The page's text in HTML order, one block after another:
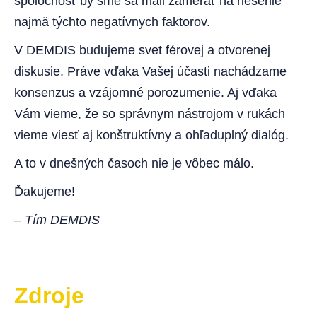
najmä týchto negatívnych faktorov.
V DEMDIS budujeme svet férovej a otvorenej
diskusie. Práve vďaka Vašej účasti nachádzame
konsenzus a vzájomné porozumenie. Aj vďaka
Vám vieme, že so správnym nástrojom v rukách
vieme viesť aj konštruktívny a ohľaduplný dialóg.
A to v dnešných časoch nie je vôbec málo.
Ďakujeme!
– Tím DEMDIS
Zdroje